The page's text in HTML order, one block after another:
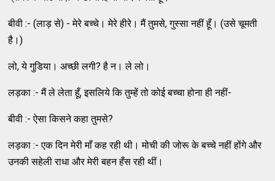
बीवी :- (लाड़ से) - मेरे बच्‍चे। मेरे हीरे। मैं तुमसे, गुस्‍सा नहीं हूँ। (उसे चूमती
है।)
लो, ये गुडि़या। अच्‍छी लगी? है न। ले लो।
लड़का :- मैं ले लेता हूँ, इसलिये कि तुम्‍हें तो कोई बच्‍चा होना ही नहीं-
बीवी :- ऐसा किसने कहा तुमसे?
लड़का :- एक दिन मेरी माँ कह रही थी। मोची की जोरू के बच्‍चे नहीं होंगे और
उनकी सहेली राधा और मेरी बहन हँस रही थीं।